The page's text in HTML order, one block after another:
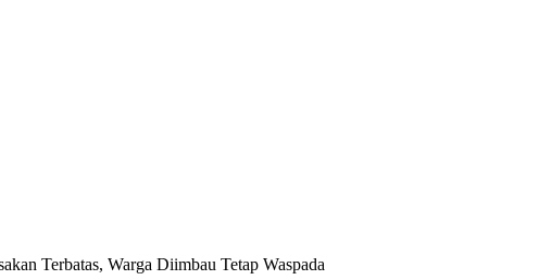
Terbatas, Warga Diimbau Tetap Waspada